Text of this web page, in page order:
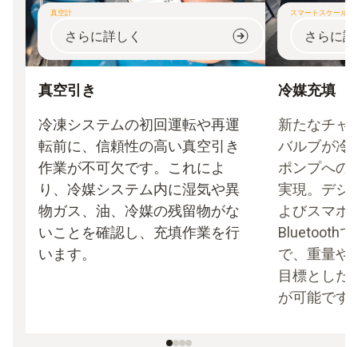
真空計
さらに詳しく
真空引き
冷凍システムの初回運転や再運
転前に、信頼性の高い真空引き
作業が不可欠です。これによ
り、冷媒システム内に湿気や異
物ガス、油、冷媒の残留物がな
いことを確認し、充填作業を行
います。
スマートスケール
さらに
冷媒充填
新たなチャ
バルブが冷
ポンプへの
実現。デジ
よびスマホ
Bluetooth
で、重量や
目標とした
が可能です